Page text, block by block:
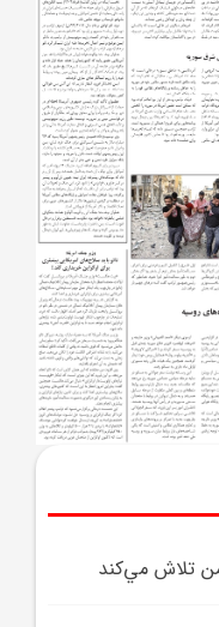
تلاش مي‌کند